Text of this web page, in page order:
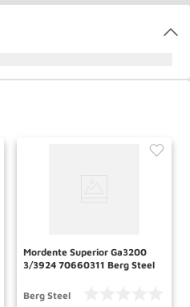
Mordente Superior Ga3200
3/3924 70660311 Berg Steel
Berg Steel